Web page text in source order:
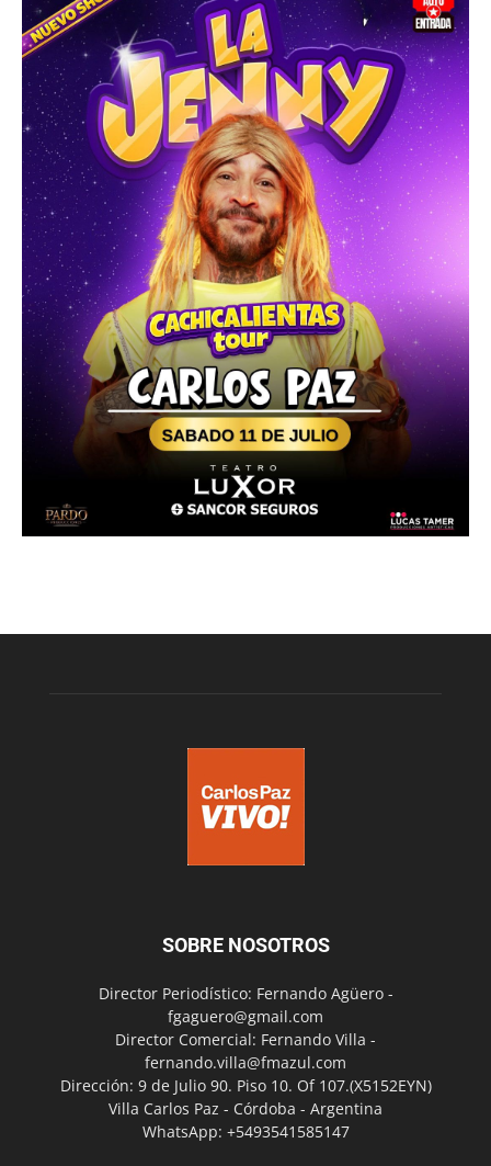
SOBRE NOSOTROS
Director Periodístico: Fernando Agüero -
fgaguero@gmail.com
Director Comercial: Fernando Villa -
fernando.villa@fmazul.com
Dirección: 9 de Julio 90. Piso 10. Of 107.(X5152EYN)
Villa Carlos Paz - Córdoba - Argentina
WhatsApp: +5493541585147